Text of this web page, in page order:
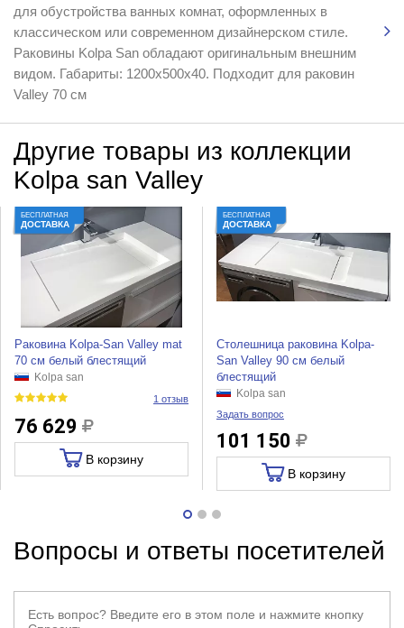
для обустройства ванных комнат, оформленных в
классическом или современном дизайнерском стиле.
Раковины Kolpa San обладают оригинальным внешним
видом. Габариты: 1200х500х40. Подходит для раковин
Valley 70 см
Другие товары из коллекции
Kolpa san Valley
БЕСПЛАТНАЯ
ДОСТАВКА
Раковина Kolpa-San Valley mat
70 см белый блестящий
Kolpa san
1 отзыв
76 629
В корзину
БЕСПЛАТНАЯ
ДОСТАВКА
Столешница раковина Kolpa-
San Valley 90 см белый
блестящий
Kolpa san
Задать вопрос
101 150
В корзину
Вопросы и ответы посетителей